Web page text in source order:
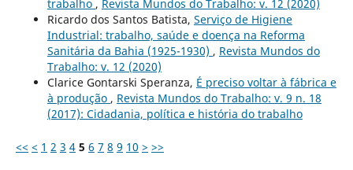
trabalho , Revista Mundos do Trabalho: v. 12 (2020)
Ricardo dos Santos Batista, Serviço de Higiene
Industrial: trabalho, saúde e doença na Reforma
Sanitária da Bahia (1925-1930) , Revista Mundos do
Trabalho: v. 12 (2020)
Clarice Gontarski Speranza, É preciso voltar à fábrica e
à produção , Revista Mundos do Trabalho: v. 9 n. 18
(2017): Cidadania, política e história do trabalho
<< < 1 2 3 4 5 6 7 8 9 10 > >>